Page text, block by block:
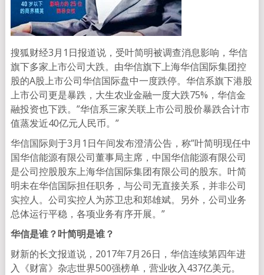
搜狐财经3月1日报道说，受叶简明被调查消息影响，华信
旗下多家上市公司大跌。由华信旗下上海华信国际集团控
股的A股上市公司华信国际盘中一度跌停。华信系旗下港股
上市公司更是暴跌，大生农业金融一度大跌75%，华信金
融投资也下跌。”华信系三家关联上市公司股价暴跌合计市
值蒸发近40亿元人民币。”
华信国际则于3月1日午间发布澄清公告，称”叶简明现任中
国华信能源有限公司董事局主席，中国华信能源有限公司
是公司控股股东上海华信国际集团有限公司的股东。叶简
明未在华信国际担任职务，与公司无直接关系，并非公司
实控人。公司实控人为苏卫忠和郑雄斌。另外，公司业务
总体运行平稳，各项业务有序开展。”
华信是谁？叶简明是谁？
财新的长文报道说，2017年7月26日，华信连续第四年进
入《财富》杂志世界500强榜单，营业收入437亿美元。